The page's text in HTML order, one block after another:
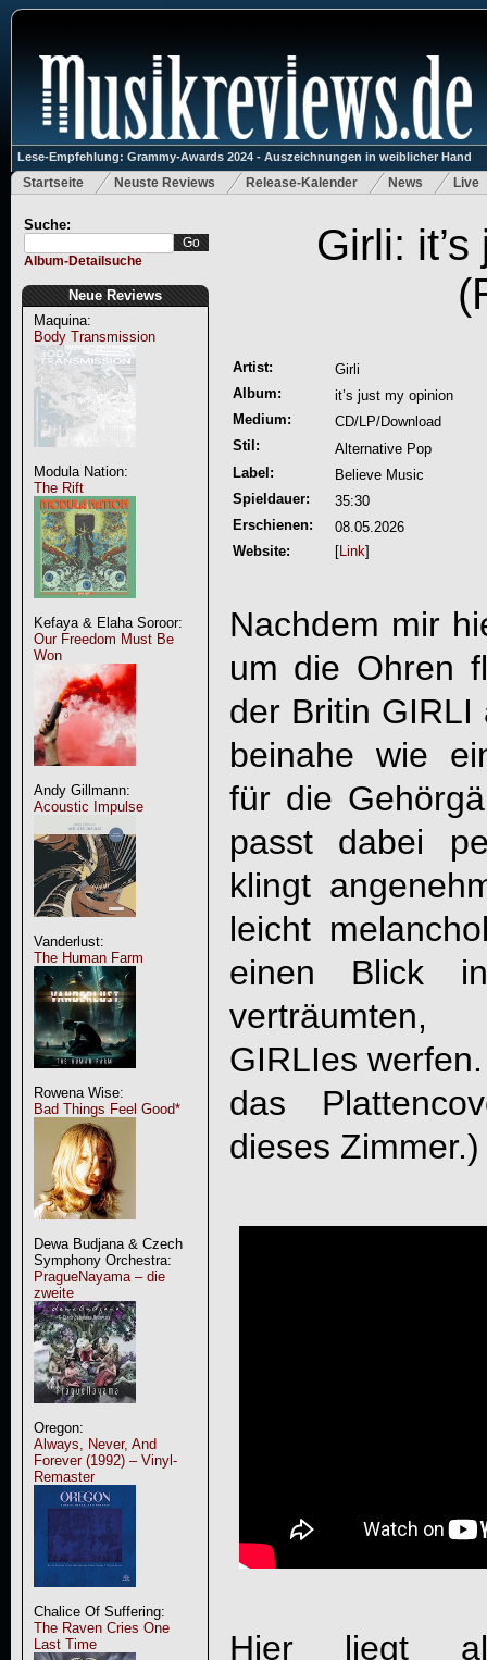
Lese-Empfehlung: Grammy-Awards 2024 - Auszeichnungen in weiblicher Hand
Startseite Neuste Reviews Release-Kalender News Live
Suche:
Album-Detailsuche
Neue Reviews
Maquina:
Body Transmission
Modula Nation:
The Rift
Kefaya & Elaha Soroor:
Our Freedom Must Be
Won
Andy Gillmann:
Acoustic Impulse
Vanderlust:
The Human Farm
Rowena Wise:
Bad Things Feel Good*
Dewa Budjana & Czech
Symphony Orchestra:
PragueNayama – die
zweite
Oregon:
Always, Never, And
Forever (1992) – Vinyl-
Remaster
Chalice Of Suffering:
The Raven Cries One
Last Time
Girli:
Artist:
Girli
Album:
it’s just my opinion
Medium:
CD/LP/Download
Stil:
Alternative Pop
Label:
Believe Music
Spieldauer:
35:30
Erschienen:
08.05.2026
Website:
[Link]
Nachdem mir
um die Ohren
der Britin GIRLI
beinahe wie
für die
passt dabei
klingt
leicht
einen Blick
GIRLIes
das
dieses Zimmer.)
Hier liegt